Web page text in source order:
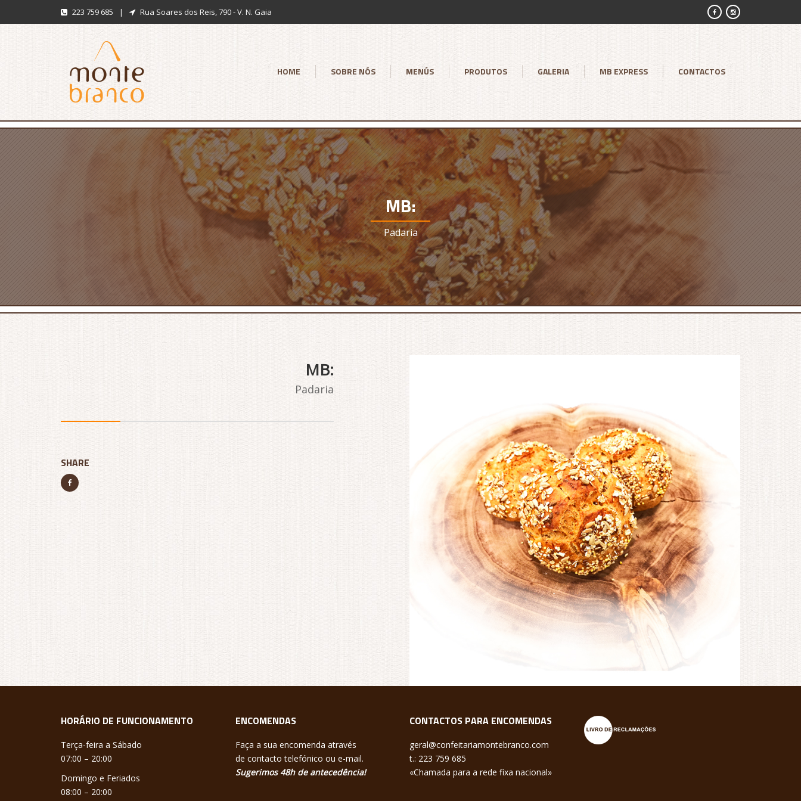
223 759 685 | Rua Soares dos Reis, 790 - V. N. Gaia
HOME SOBRE NÓS MENÚS PRODUTOS GALERIA MB EXPRESS CONTACTOS
MB:
Padaria
MB:
Padaria
SHARE
HORÁRIO DE FUNCIONAMENTO
Terça-feira a Sábado
07:00 – 20:00
Domingo e Feriados
08:00 – 20:00
ENCOMENDAS
Faça a sua encomenda através
de contacto telefónico ou e-mail.
Sugerimos 48h de antecedência!
CONTACTOS PARA ENCOMENDAS
geral@confeitariamontebranco.com
t.: 223 759 685
«Chamada para a rede fixa nacional»